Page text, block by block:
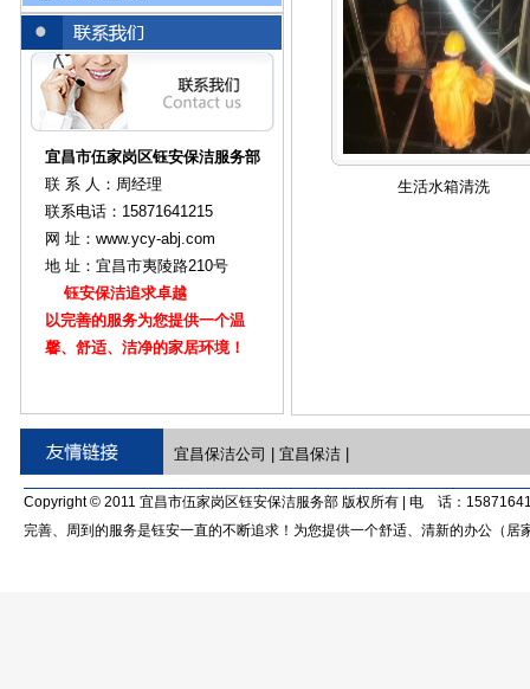
宜昌市伍家岗区钰安保洁服务部
联 系 人：周经理
联系电话：15871641215
网 址：www.ycy-abj.com
地 址：宜昌市夷陵路210号
钰安保洁追求卓越
以完善的服务为您提供一个温
馨、舒适、洁净的家居环境！
生活水箱清洗
宜昌保洁公司 宜昌保洁|
Copyright © 2011 宜昌市伍家岗区钰安保洁服务部 版权所有 | 电 话：
完善、周到的服务是钰安一直的不断追求！为您提供一个舒适、清新的办公（